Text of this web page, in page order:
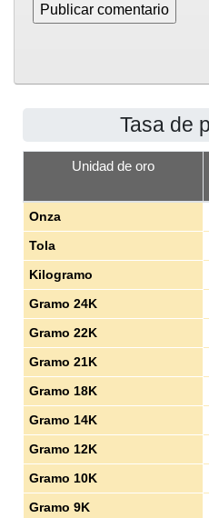
Tasa de
Unidad de oro
Onza
Tola
Kilogramo
Gramo 24K
Gramo 22K
Gramo 21K
Gramo 18K
Gramo 14K
Gramo 12K
Gramo 10K
Gramo 9K